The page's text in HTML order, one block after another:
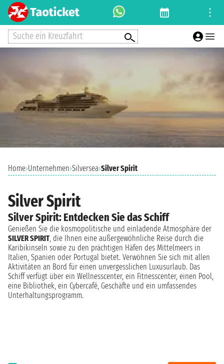
Suche ein Kreuzfahrt
Home›Unternehmen›Silversea›Silver Spirit
Silver Spirit
Silver Spirit: Entdecken Sie das Schiff
Genießen Sie die kosmopolitische und einladende Atmosphäre der
SILVER SPIRIT, die Ihnen eine außergewöhnliche Reise durch die
Karibikinseln sowie zu den prächtigen Häfen des Mittelmeers in
Italien, Spanien oder Portugal bietet. Verwöhnen Sie sich mit allen
Aktivitäten an Bord für einen unvergesslichen Luxusurlaub. Das
Schiff verfügt über ein Wellnesscenter, ein Fitnesscenter, einen Pool,
eine Bibliothek, ein Cybercafé, Geschäfte und ein umfassendes
Unterhaltungsprogramm.